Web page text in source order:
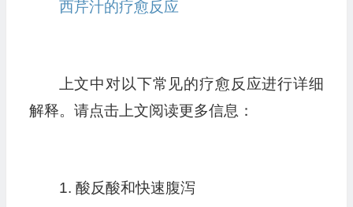
西芹汁的疗愈反应
上文中对以下常见的疗愈反应进行详细
解释。请点击上文阅读更多信息：
1. 酸反酸和快速腹泻